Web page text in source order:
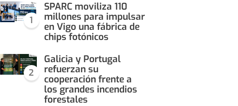
1
SPARC moviliza 110
millones para impulsar
en Vigo una fábrica de
chips fotónicos
2
Galicia y Portugal
refuerzan su
cooperación frente a
los grandes incendios
forestales